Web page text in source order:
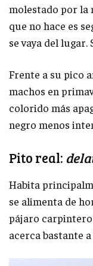
molestado por la
que no hace es
se vaya del lugar.
Frente a su pico
machos en
colorido más
negro menos
Pito real:
Habita
se alimenta de
pájaro carpintero
acerca bastante